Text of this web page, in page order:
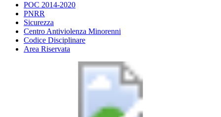
POC 2014-2020
PNRR
Sicurezza
Centro Antiviolenza Minorenni
Codice Disciplinare
Area Riservata